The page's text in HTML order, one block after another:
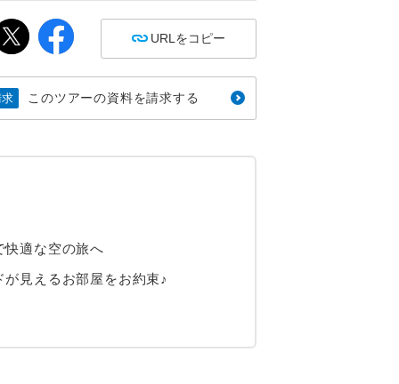
URLをコピー
このツアーの資料を請求する
適な空の旅へ
見えるお部屋をお約束♪